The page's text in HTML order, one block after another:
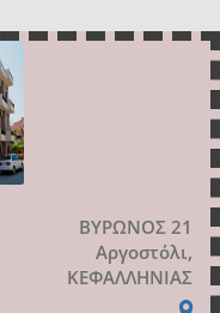
ΒΥΡΩΝΟΣ 21
Αργοστόλι,
ΚΕΦΑΛΛΗΝΙΑΣ